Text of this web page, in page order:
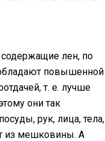
лен, по
повышенной
т. е. лучше
они так
рук, лица, тела,
из мешковины. А